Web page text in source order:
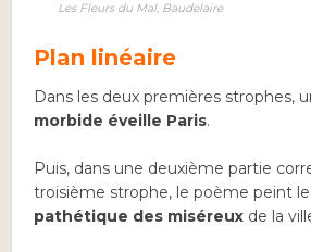
Les Fleurs du Mal, Baudelaire
Plan linéaire
Dans les deux premières strophes,
morbide éveille Paris.
Puis, dans une deuxième partie
troisième strophe, le poème peint
pathétique des miséreux de la